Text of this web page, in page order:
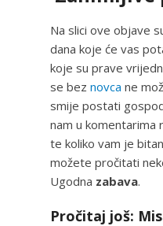
Na slici ove objave
dana koje će vas
koje su prave
se bez novca ne
smije postati
nam u komentarima
te koliko vam je
možete pročitati
Ugodna zabava.
Pročitaj još: